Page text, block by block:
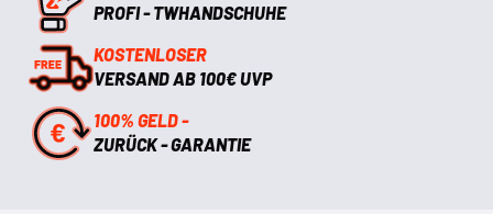
PROFI - TWHANDSCHUHE
KOSTENLOSER
VERSAND AB 100€ UVP
100% GELD -
ZURÜCK - GARANTIE